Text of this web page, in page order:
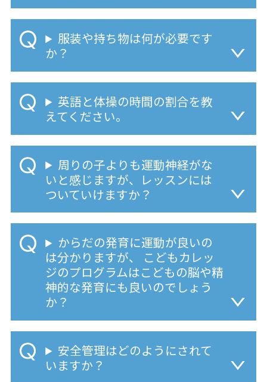
服装や持ち物は何が必要です
か？
英語と体操の時間の割合を教
えてください。
周りの子よりも運動神経がな
いと感じますが、レッスンには
ついていけますか？
からだの発育に運動が良いの
は分かりますが、 こどもカレッ
ジのプログラムはこどもの脳や精
神的な発育にも良いのでしょう
か？
安全管理はどのようにされて
いますか？